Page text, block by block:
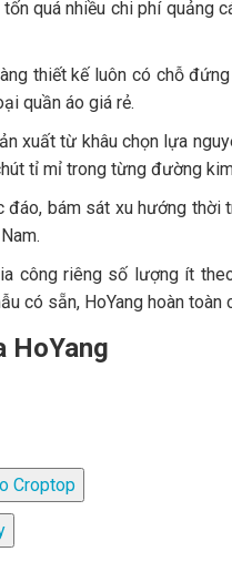
quá nhiều chi phí
thiết kế luôn có chỗ
quần áo giá rẻ.
xuất từ khâu chọn lựa
tỉ mỉ trong từng đường
đáo, bám sát xu hướng
công riêng số lượng ít
có sẵn, HoYang hoàn
HoYang
Croptop
cho
cho
chúc
nghiệp.
thiện. Thỉnh
sưu tầm rất
vọng sau này
thêm nước hoa
quá tuyệt.